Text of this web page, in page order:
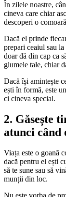
În zilele noastre,
cineva care chiar
descoperi o
Dacă el prinde
prepari ceaiul sau
doar dă din cap ca
glumele tale, chiar
Dacă își amintește
ești în formă, este
ci cineva special.
2. Găsește
atunci când
Viața este o goană
dacă pentru el ești
să te sune sau să
munții din loc.